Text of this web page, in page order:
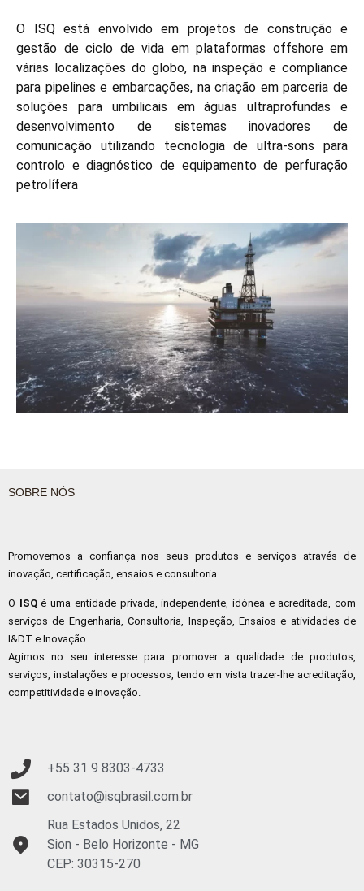
O ISQ está envolvido em projetos de construção e
gestão de ciclo de vida em plataformas offshore em
várias localizações do globo, na inspeção e compliance
para pipelines e embarcações, na criação em parceria de
soluções para umbilicais em águas ultraprofundas e
desenvolvimento de sistemas inovadores de
comunicação utilizando tecnologia de ultra-sons para
controlo e diagnóstico de equipamento de perfuração
petrolífera
SOBRE NÓS
Promovemos a confiança nos seus produtos e serviços através de
inovação, certificação, ensaios e consultoria
O ISQé uma entidade privada, independente, idónea e acreditada, com
serviços de Engenharia, Consultoria, Inspeção, Ensaios e atividades de
I&DT e Inovação.
Agimos no seu interesse para promover a qualidade de produtos,
serviços, instalações e processos, tendo em vista trazer-lhe acreditação,
competitividade e inovação.
+55 31 9 8303-4733
contato@isqbrasil.com.br
Rua Estados Unidos, 22
Sion - Belo Horizonte - MG
CEP: 30315-270